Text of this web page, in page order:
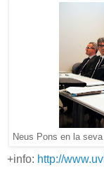
Neus Pons en la
+info: http://